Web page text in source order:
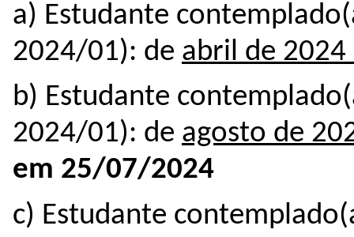
a) Estudante
2024/01): de abril de 2024
b) Estudante
2024/01): de agosto de
em 25/07/2024
c) Estudante